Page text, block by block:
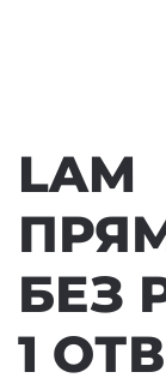
LAM
БЕЗ
1